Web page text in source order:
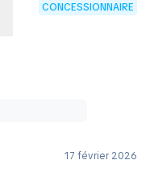
CONCESSIONNAIRE
17 février 2026